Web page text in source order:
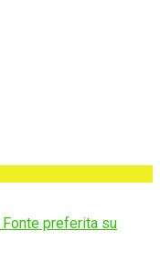
Fonte preferita su